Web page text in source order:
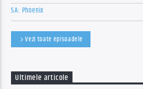
SA: Phoenix
Vezi toate episoadele
Ultimele articole